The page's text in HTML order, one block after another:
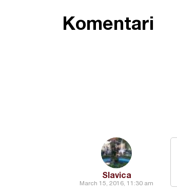
Komentari
Slavica
March 15, 2016, 11:30 am